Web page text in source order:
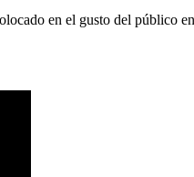
en el gusto del público